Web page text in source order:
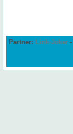
Partner: Link-Joker -